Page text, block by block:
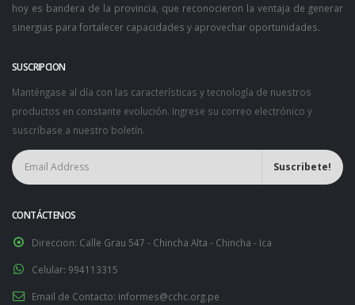
hoy es bandera de la provincia, que reconocieron la ventaja de generar
sinergias para fortalecer capacidades y aprovechar oportunidades.
SUSCRIPCION
Manténgase al día con las características y tecnología de nuestros
productos en constante evolución. Ingrese su correo electrónico y
suscríbase a nuestro boletín.
CONTÁCTENOS
Direccion: Calle Grau 547 - Chincha Alta - Chincha - Ica
Celular: 994113315
Email de Contacto: informes@cchc.org.pe